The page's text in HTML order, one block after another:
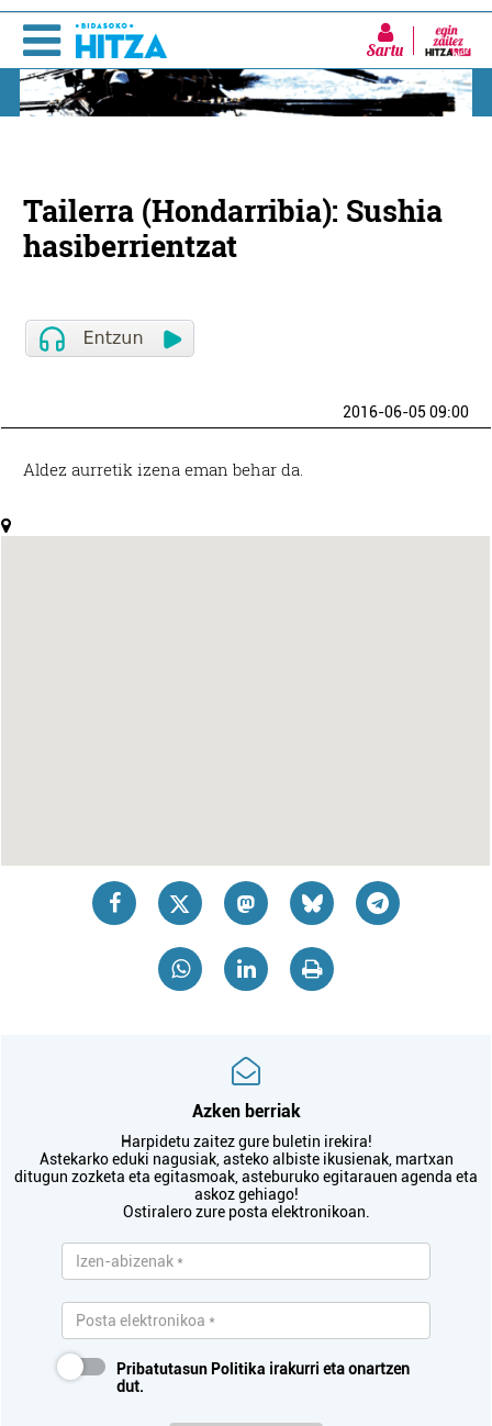
Sartu
Tailerra (Hondarribia): Sushia
hasiberrientzat
2016-06-05 09:00
Aldez aurretik izena eman behar da.
Azken berriak
Harpidetu zaitez gure buletin irekira!
Astekarko eduki nagusiak, asteko albiste ikusienak, martxan
ditugun zozketa eta egitasmoak, asteburuko egitarauen agenda eta
askoz gehiago!
Ostiralero zure posta elektronikoan.
Pribatutasun Politika irakurri eta onartzen
dut.